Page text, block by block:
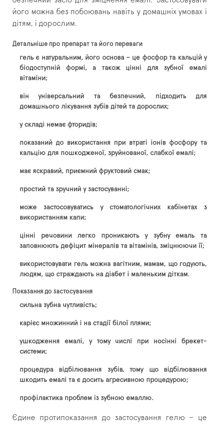
його можна без побоювань навіть у домашніх умовах і
дітям, і дорослим.
Детальніше про препарат та його переваги
гель є натуральним, його основа – це фосфор та кальцій у
біодоступній формі, а також цінні для зубної емалі
вітаміни;
він універсальний та безпечний, підходить для
домашнього лікування зубів дітей та дорослих;
у складі немає фторидів;
показаний до використання при втраті іонів фосфору та
кальцію для пошкодженої, зруйнованої, слабкої емалі;
має яскравий, приємний фруктовий смак;
простий та зручний у застосуванні;
може застосовуватись у стоматологічних кабінетах з
використанням капи;
цінні речовини легко проникають у зубну емаль та
заповнюють дефіцит мінералів та вітамінів, зміцнюючи її;
використовувати гель можна вагітним, мамам, що годують,
людям, що страждають на діабет і маленьким діткам.
Показання до застосування
сильна зубна чутливість;
карієс множинний і на стадії білої плями;
ушкодження емалі, у тому числі при носінні брекет-
системи;
процедура відбілювання зубів, тому що відбілювання
шкодить емалі та є досить агресивною процедурою;
профілактика проблем із зубною емаллю.
Єдине протипоказання до застосування гелю – це